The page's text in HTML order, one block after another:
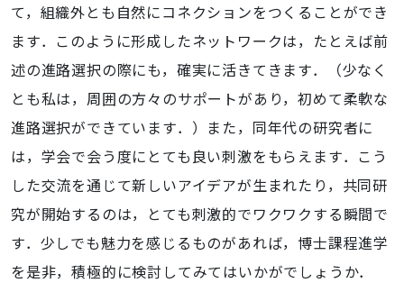
て，組織外とも自然にコネクションをつくることができ
ます．このように形成したネットワークは，たとえば前
述の進路選択の際にも，確実に活きてきます．（少なく
とも私は，周囲の方々のサポートがあり，初めて柔軟な
進路選択ができています．）また，同年代の研究者に
は，学会で会う度にとても良い刺激をもらえます．こう
した交流を通じて新しいアイデアが生まれたり，共同研
究が開始するのは，とても刺激的でワクワクする瞬間で
す．少しでも魅力を感じるものがあれば，博士課程進学
を是非，積極的に検討してみてはいかがでしょうか．